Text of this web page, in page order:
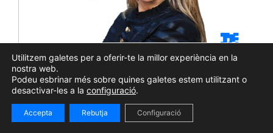
Members Calling #158 | Judith Bayés:
“Només un mateix pot jutjar si ha
aconseguit l’èxit”
Utilitzem galetes per a oferir-te la millor experiència en la
nostra web.
Podeu esbrinar més sobre quines galetes estem utilitzant o
desactivar-les a la configuració.
Accepta Rebutja Configuració